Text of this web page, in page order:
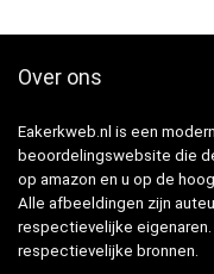
Over ons
Eakerkweb.nl is een
beoordelingswebsite die
op amazon en u op de
Alle afbeeldingen zijn
respectievelijke
respectievelijke bronnen.